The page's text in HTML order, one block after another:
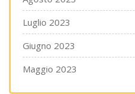
Luglio 2023
Giugno 2023
Maggio 2023